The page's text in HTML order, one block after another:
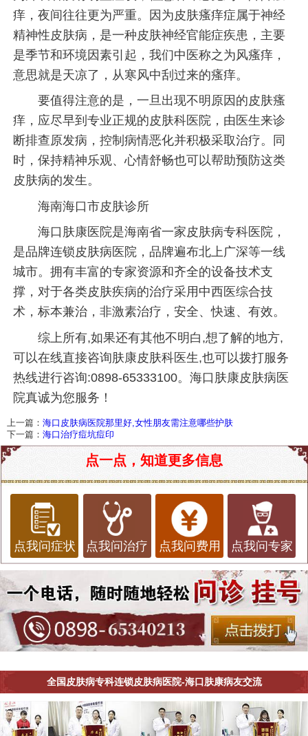
痒，夜间往往更为严重。因为皮肤瘙痒症属于神经
精神性皮肤病，是一种皮肤神经官能症疾患，主要
是季节和环境因素引起，我们中医称之为风瘙痒，
意思就是天凉了，从寒风中刮过来的瘙痒。
要值得注意的是，一旦出现不明原因的皮肤瘙
痒，应尽早到专业正规的皮肤科医院，由医生来诊
断排查原发病，控制病情恶化并积极采取治疗。同
时，保持精神乐观、心情舒畅也可以帮助预防这类
皮肤病的发生。
海南海口市皮肤诊所
海口肤康医院是海南省一家皮肤病专科医院，
是品牌连锁皮肤病医院，品牌遍布北上广深等一线
城市。拥有丰富的专家资源和齐全的设备技术支
撑，对于各类皮肤疾病的治疗采用中西医综合技
术，标本兼治，非激素治疗，安全、快速、有效。
综上所有,如果还有其他不明白,想了解的地方,
可以在线直接咨询肤康皮肤科医生,也可以拨打服务
热线进行咨询:0898-65333100。海口肤康皮肤病医
院真诚为您服务！
上一篇： 海口皮肤病医院那里好,女性朋友需注意哪些护肤
下一篇： 海口治疗痘坑痘印
点一点，知道更多信息
点我问症状 点我问治疗 点我问费用 点我问专家
全国皮肤病专科连锁皮肤病医院-海口肤康病友交流